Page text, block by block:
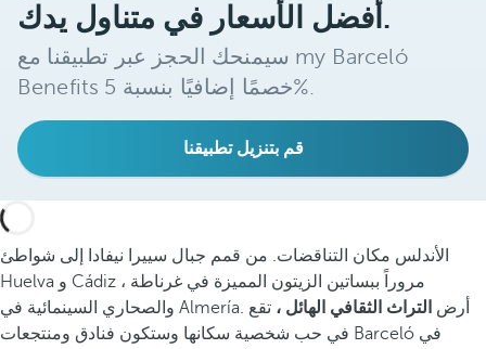
أفضل الأسعار في متناول يدك.
سيمنحك الحجز عبر تطبيقنا مع my Barceló
Benefits خصمًا إضافيًا بنسبة 5%.
قم بتنزيل تطبيقنا
الأندلس مكان التناقضات. من قمم جبال سييرا نيفادا إلى شواطئ
Huelva و Cádiz ، مروراً ببساتين الزيتون المميزة في غرناطة
والصحاري السينمائية في Almería. أرض التراث الثقافي الهائل ، تقع
في حب شخصية سكانها وستكون فنادق ومنتجعات Barceló في